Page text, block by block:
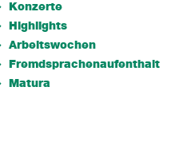
Konzerte
Highlights
Arbeitswochen
Fremdsprachenaufenthalt
Matura